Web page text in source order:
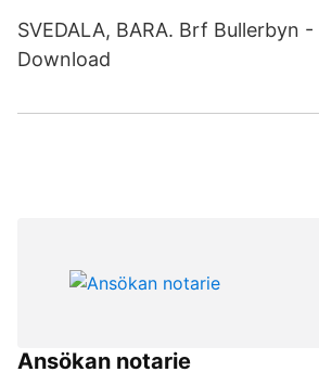
SVEDALA, BARA. Brf Bullerbyn -
Download
Ansökan notarie